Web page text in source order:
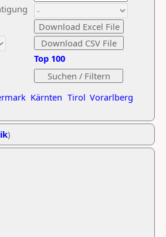
Kärnten Tirol Vorarlberg
Top 100
)